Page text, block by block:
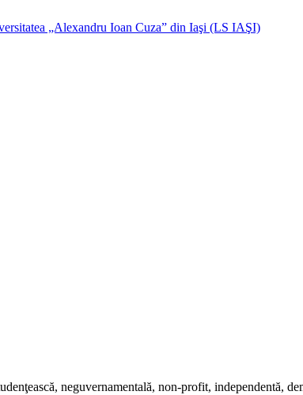
neguvernamentală, non-profit, independentă,